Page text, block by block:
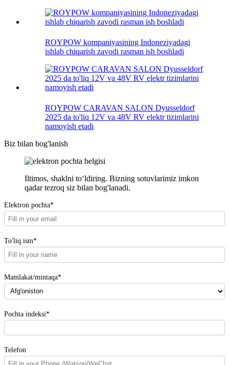
ROYPOW kompaniyasining Indoneziyadagi
ishlab chiqarish zavodi rasman ish boshladi
ROYPOW CARAVAN SALON Dyusseldorf
2025 da to'liq 12V va 48V RV elektr tizimlarini
namoyish etadi
Biz bilan bog'lanish
Iltimos, shaklni toʻldiring. Bizning sotuvlarimiz imkon
qadar tezroq siz bilan bog'lanadi.
Elektron pochta*
To'liq ism*
Mamlakat/mintaqa*
Pochta indeksi*
Telefon